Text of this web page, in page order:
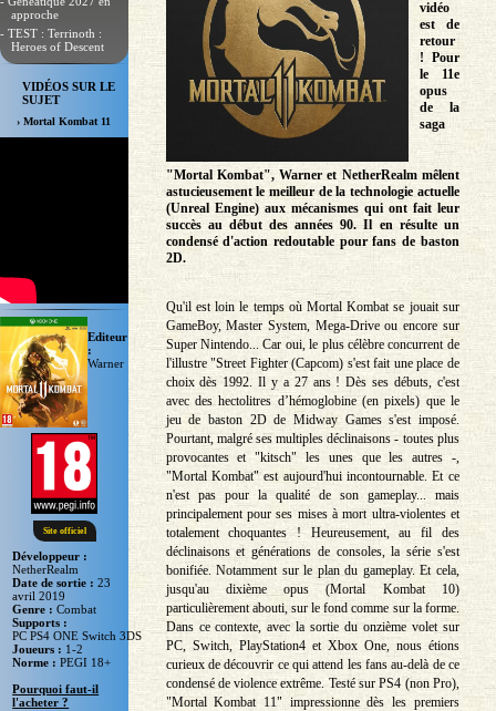
approche
- TEST : Terrinoth :
Heroes of Descent
VIDÉOS SUR LE
SUJET
› Mortal Kombat 11
Site officiel
Editeur
:
Warner
Développeur :
NetherRealm
Date de sortie :23
avril 2019
Genre :Combat
Supports :
PC PS4 ONE Switch 3DS
Joueurs : 1-2
Norme :PEGI 18+
Pourquoi faut-il
l'acheter ?
vidéo
est de
retour
! Pour
le 11e
opus
de la
saga
"Mortal Kombat", Warner et NetherRealm mêlent
astucieusement le meilleur de la technologie actuelle
(Unreal Engine) aux mécanismes qui ont fait leur
succès au début des années 90. Il en résulte un
condensé d'action redoutable pour fans de baston
2D.
Qu'il est loin le temps où Mortal Kombat se jouait sur
GameBoy, Master System, Mega-Drive ou encore sur
Super Nintendo... Car oui, le plus célèbre concurrent de
l'illustre "Street Fighter (Capcom) s'est fait une place de
choix dès 1992. Il y a 27 ans ! Dès ses débuts, c'est
avec des hectolitres d’hémoglobine (en pixels) que le
jeu de baston 2D de Midway Games s'est imposé.
Pourtant, malgré ses multiples déclinaisons - toutes plus
provocantes et "kitsch" les unes que les autres -,
"Mortal Kombat" est aujourd'hui incontournable. Et ce
n'est pas pour la qualité de son gameplay... mais
principalement pour ses mises à mort ultra-violentes et
totalement choquantes ! Heureusement, au fil des
déclinaisons et générations de consoles, la série s'est
bonifiée. Notamment sur le plan du gameplay. Et cela,
jusqu'au dixième opus (Mortal Kombat 10)
particulièrement abouti, sur le fond comme sur la forme.
Dans ce contexte, avec la sortie du onzième volet sur
PC, Switch, PlayStation4 et Xbox One, nous étions
curieux de découvrir ce qui attend les fans au-delà de ce
condensé de violence extrême. Testé sur PS4 (non Pro),
"Mortal Kombat 11" impressionne dès les premiers